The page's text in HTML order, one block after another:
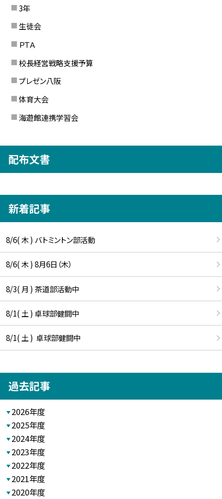
3年
生徒会
ＰＴＡ
校長経営戦略支援予算
プレゼン八阪
体育大会
海遊館連携学習会
配布文書
新着記事
8/6( 木 ) バトミントン部活動
8/6( 木 ) 8月6日（木）
8/3( 月 ) 茶道部活動中
8/1( 土 ) 卓球部健闘中
8/1( 土 ) 卓球部健闘中
過去記事
2026年度
2025年度
2024年度
2023年度
2022年度
2021年度
2020年度